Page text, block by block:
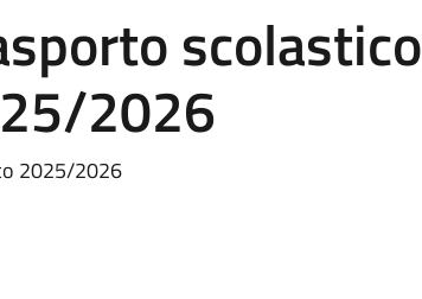
scolastico
2026
2025/2026